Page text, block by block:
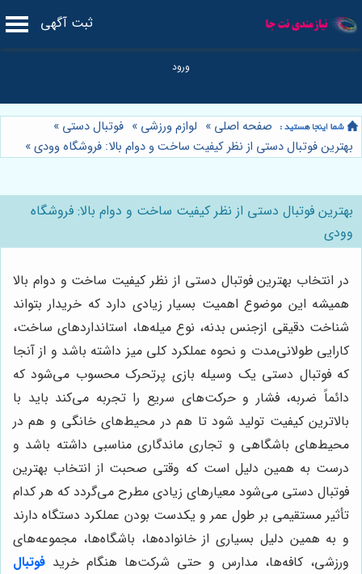
ثبت آگهی
صفحه اصلی » لوازم ورزشی » فوتبال دستی »
بهترین فوتبال دستی از نظر کیفیت ساخت و دوام بالا: فروشگاه وودی»
بهترین فوتبال دستی از نظر کیفیت ساخت و دوام بالا: فروشگاه
وودی
در انتخاب بهترین فوتبال دستی از نظر کیفیت ساخت و دوام بالا
همیشه این موضوع اهمیت بسیار زیادی دارد که خریدار بتواند
شناخت دقیقی ازجنس بدنه، نوع میله‌ها، استانداردهای ساخت،
کارایی طولانی‌مدت و نحوه عملکرد کلی میز داشته باشد و از آنجا
که فوتبال دستی یک وسیله بازی پرتحرک محسوب می‌شود که
دائماً ضربه، فشار و حرکت‌های سریع را تجربه می‌کند باید با
بالاترین کیفیت تولید شود تا هم در محیط‌های خانگی و هم در
محیط‌های باشگاهی و تجاری ماندگاری مناسبی داشته باشد و
درست به همین دلیل است که وقتی صحبت از انتخاب بهترین
فوتبال دستی می‌شود معیارهای زیادی مطرح می‌گردد که هر کدام
تأثیر مستقیمی بر طول عمر و یکدست بودن عملکرد دستگاه دارند
و به همین دلیل بسیاری از خانواده‌ها، باشگاه‌ها، مجموعه‌های
ورزشی، کافه‌ها، مدارس و حتی شرکت‌ها هنگام خرید فوتبال